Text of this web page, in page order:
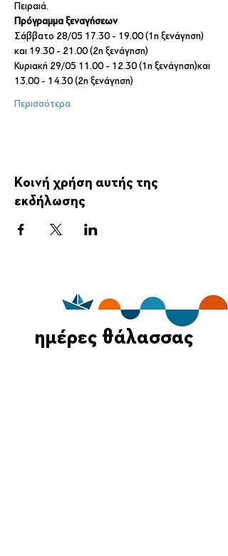
Πειραιά.
Πρόγραμμα ξεναγήσεων
Σάββατο 28/05 17.30 - 19.00 (1η ξενάγηση)
και 19.30 - 21.00 (2η ξενάγηση)
Κυριακή 29/05 11.00 - 12.30 (1η ξενάγηση)και
13.00 - 14.30 (2η ξενάγηση)
Περισσότερα
Κοινή χρήση αυτής της
εκδήλωσης
ημέρες θάλασσας